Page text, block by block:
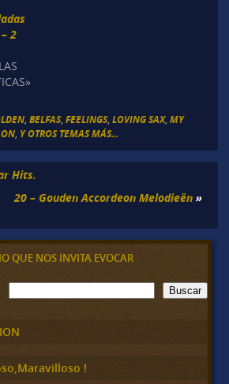
2
, BELFAS, FEELINGS, LOVING SAX, MY
, Y OTROS TEMAS MÁS...
Hits.
20 – Gouden Accordeon Melodieën »
QUE NOS INVITA EVOCAR
B
u
c
a
Buscar
!